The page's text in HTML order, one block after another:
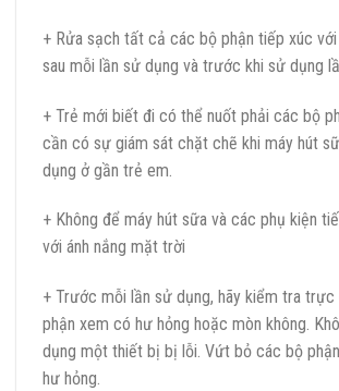
+ Rửa sạch tất cả các bộ phận tiếp xúc
sau mỗi lần sử dụng và trước khi sử dụng
+ Trẻ mới biết đi có thể nuốt phải các bộ
cần có sự giám sát chặt chẽ khi máy hút
dụng ở gần trẻ em.
+ Không để máy hút sữa và các phụ kiện
với ánh nắng mặt trời
+ Trước mỗi lần sử dụng, hãy kiểm tra trực
phận xem có hư hỏng hoặc mòn không.
dụng một thiết bị bị lỗi. Vứt bỏ các bộ
hư hỏng.